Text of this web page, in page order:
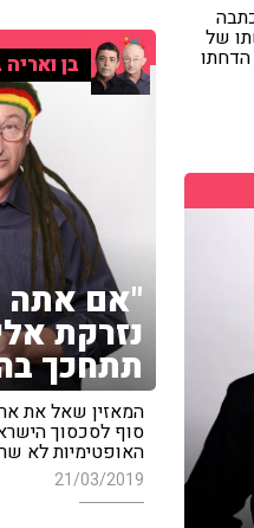
של
הדחתו בן
"אם אתה
נזרקת
תתחכך
המאזין שאל את
סוף לסכסוך
האופטימיות לא
21/03/2019